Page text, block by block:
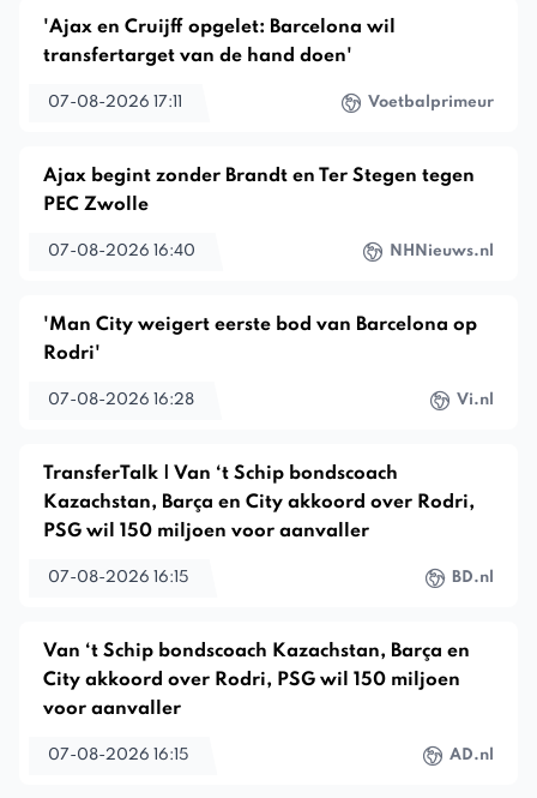
'Ajax en Cruijff opgelet: Barcelona wil
transfertarget van de hand doen'
07-08-2026 17:11 Voetbalprimeur
Ajax begint zonder Brandt en Ter Stegen tegen
PEC Zwolle
07-08-2026 16:40 NHNieuws.nl
'Man City weigert eerste bod van Barcelona op
Rodri'
07-08-2026 16:28 Vi.nl
TransferTalk | Van ‘t Schip bondscoach
Kazachstan, Barça en City akkoord over Rodri,
PSG wil 150 miljoen voor aanvaller
07-08-2026 16:15 BD.nl
Van ‘t Schip bondscoach Kazachstan, Barça en
City akkoord over Rodri, PSG wil 150 miljoen
voor aanvaller
07-08-2026 16:15 AD.nl